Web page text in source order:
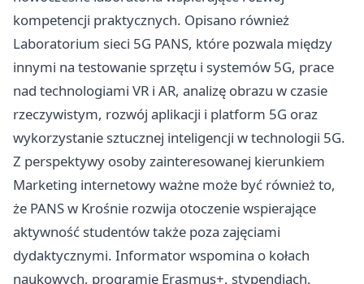
kompetencji praktycznych. Opisano również
Laboratorium sieci 5G PANS, które pozwala między
innymi na testowanie sprzętu i systemów 5G, prace
nad technologiami VR i AR, analizę obrazu w czasie
rzeczywistym, rozwój aplikacji i platform 5G oraz
wykorzystanie sztucznej inteligencji w technologii 5G.
Z perspektywy osoby zainteresowanej kierunkiem
Marketing internetowy ważne może być również to,
że PANS w Krośnie rozwija otoczenie wspierające
aktywność studentów także poza zajęciami
dydaktycznymi. Informator wspomina o kołach
naukowych, programie Erasmus+, stypendiach,